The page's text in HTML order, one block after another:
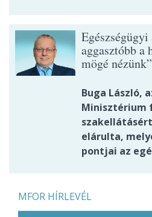
aggasztóbb a
mögé nézünk”
Buga László,
Minisztérium
elárulta,
pontjai az
MFOR HÍRLEVÉL